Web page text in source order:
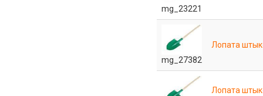
mg_23221
mg_27382
Лопата
Лопата